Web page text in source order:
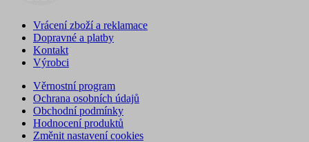
Vrácení zboží a reklamace
Dopravné a platby
Kontakt
Výrobci
Věrnostní program
Ochrana osobních údajů
Obchodní podmínky
Hodnocení produktů
Změnit nastavení cookies